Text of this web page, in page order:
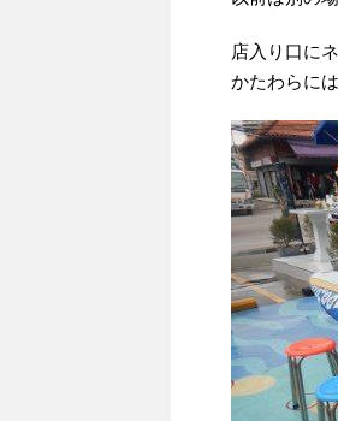
店入り口に
かたわらに